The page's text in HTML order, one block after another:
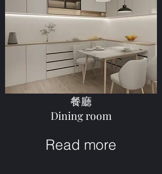
餐廳
Dining room
Read more